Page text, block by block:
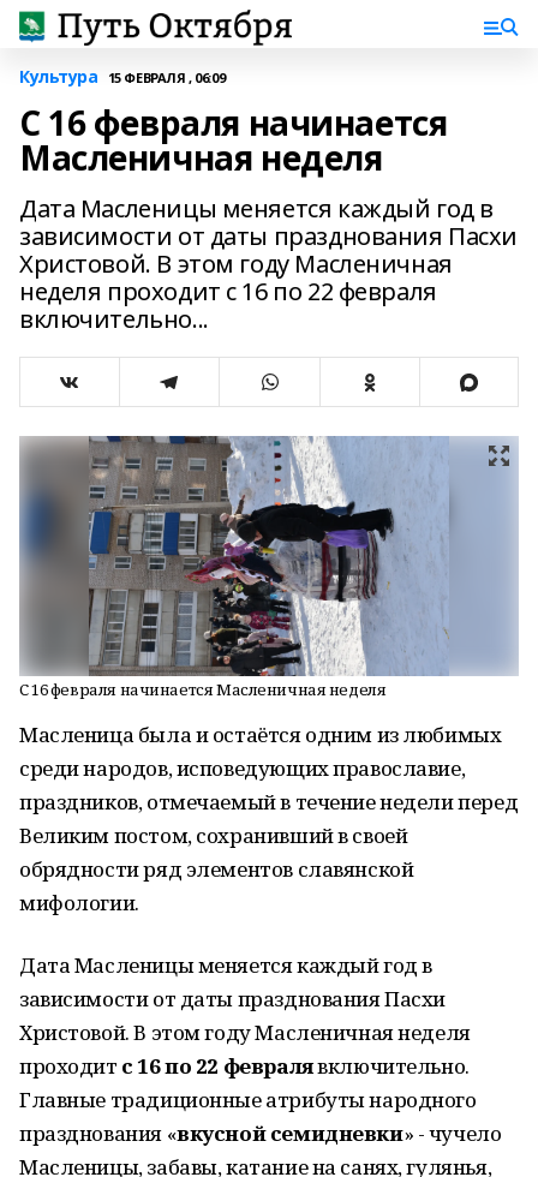
Культура 15 ФЕВРАЛЯ , 06:09
С 16 февраля начинается
Масленичная неделя
Дата Масленицы меняется каждый год в
зависимости от даты празднования Пасхи
Христовой. В этом году Масленичная
неделя проходит с 16 по 22 февраля
включительно...
С 16 февраля начинается Масленичная неделя
Масленица была и остаётся одним из любимых
среди народов, исповедующих православие,
праздников, отмечаемый в течение недели перед
Великим постом, сохранивший в своей
обрядности ряд элементов славянской
мифологии.
Дата Масленицы меняется каждый год в
зависимости от даты празднования Пасхи
Христовой. В этом году Масленичная неделя
проходит с 16 по 22 февралявключительно.
Главные традиционные атрибуты народного
празднования «вкусной семидневки» - чучело
Масленицы, забавы, катание на санях, гулянья,